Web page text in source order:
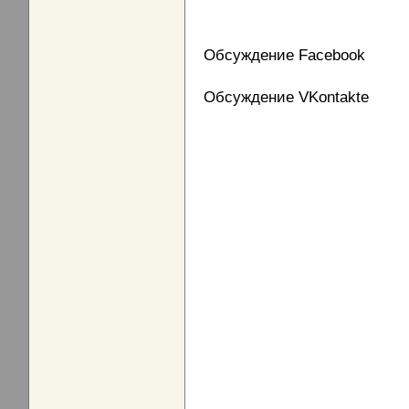
Обсуждение Facebook
Обсуждение VKontakte